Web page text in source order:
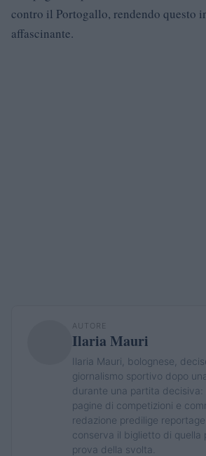
contro il Portogallo, rendendo questo
affascinante.
AUTORE
Ilaria Mauri
Ilaria Mauri, bolognese,
giornalismo sportivo dopo
durante una partita decisiva:
pagine di competizioni e
redazione predilige
conserva il biglietto di quella
prova della svolta.